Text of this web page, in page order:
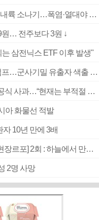
부산 울산 경남 구름 많고 경남 북서내륙 소나기…폭염·열대야 계속
원… 전주보다 3원 ↓
삼전닉스 ETF 이후 발생"
‘탄약 부족 사태’ 보도에 격노한 트럼프…군사기밀 유출자 색출 지시
[속보] ‘심판 성접대’ 논란 축구협회 공식 사과…“현재는 부적절 행위 없어”
아 화물선 적발
10년 만에 3배
[2026 부산청소년극지체험탐험대 현장르포] 2회 : 하늘에서 만난 얼음의 나라
2명 사망